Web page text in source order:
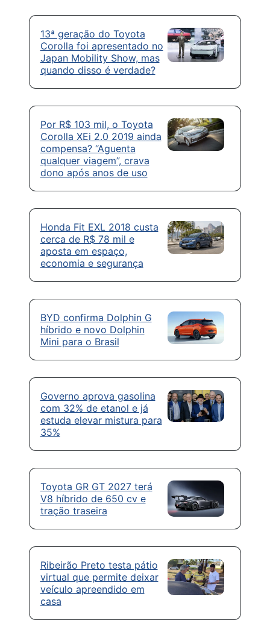
13ª geração do Toyota
Corolla foi apresentado no
Japan Mobility Show, mas
quando disso é verdade?
Por R$ 103 mil, o Toyota
Corolla XEi 2.0 2019 ainda
compensa? “Aguenta
qualquer viagem”, crava
dono após anos de uso
Honda Fit EXL 2018 custa
cerca de R$ 78 mil e
aposta em espaço,
economia e segurança
BYD confirma Dolphin G
híbrido e novo Dolphin
Mini para o Brasil
Governo aprova gasolina
com 32% de etanol e já
estuda elevar mistura para
35%
Toyota GR GT 2027 terá
V8 híbrido de 650 cv e
tração traseira
Ribeirão Preto testa pátio
virtual que permite deixar
veículo apreendido em
casa